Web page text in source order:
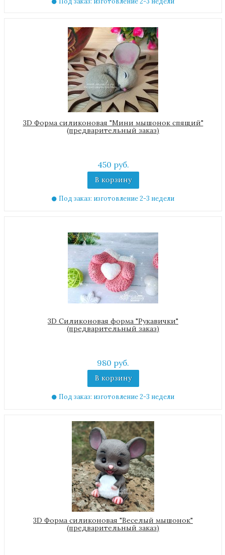
3D Форма силиконовая "Мини мышонок спящий"
(предварительный заказ)
450 руб.
В корзину
Под заказ: изготовление 2-3 недели
3D Силиконовая форма "Рукавички"
(предварительный заказ)
980 руб.
В корзину
Под заказ: изготовление 2-3 недели
3D Форма силиконовая "Веселый мышонок"
(предварительный заказ)